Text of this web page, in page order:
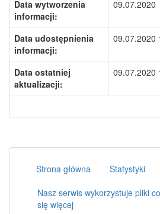
Data wytworzenia
informacji:
09.07.2020
Data udostępnienia
informacji:
09.07.2020
Data ostatniej
aktualizacji:
09.07.2020
Strona główna Statystyki
Nasz serwis wykorzystuje pliki
się więcej